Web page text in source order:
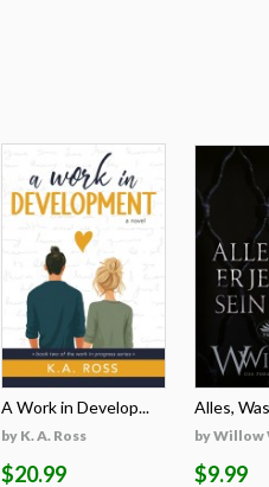
A Work in Develop...
by K. A. Ross
$20.99
Alles,
by
$9.99